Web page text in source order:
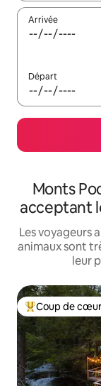
Arrivée
Départ
Monts
acceptant
Les voyageurs
animaux sont
leur
Coups de cœur
Coup de